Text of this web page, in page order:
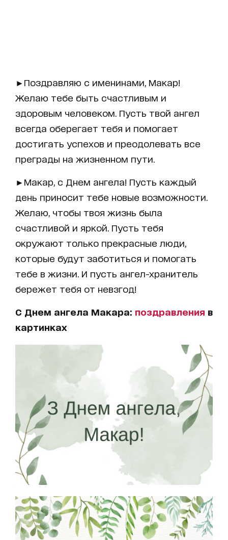
►Поздравляю с именинами, Макар!
Желаю тебе быть счастливым и
здоровым человеком. Пусть твой ангел
всегда оберегает тебя и помогает
достигать успехов и преодолевать все
преграды на жизненном пути.
►Макар, с Днем ангела! Пусть каждый
день приносит тебе новые возможности.
Желаю, чтобы твоя жизнь была
счастливой и яркой. Пусть тебя
окружают только прекрасные люди,
которые будут заботиться и помогать
тебе в жизни. И пусть ангел-хранитель
бережет тебя от невзгод!
С Днем ангела Макара: поздравления в
картинках